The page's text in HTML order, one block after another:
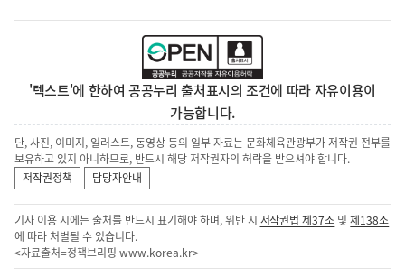
'텍스트'에 한하여 공공누리 출처표시의 조건에 따라 자유이용이
가능합니다.
단, 사진, 이미지, 일러스트, 동영상 등의 일부 자료는 문화체육관광부가 저작권 전부를
보유하고 있지 아니하므로, 반드시 해당 저작권자의 허락을 받으셔야 합니다.
저작권정책
담당자안내
기사 이용 시에는 출처를 반드시 표기해야 하며, 위반 시 저작권법 제37조 및제138조
에 따라 처벌될 수 있습니다.
<자료출처=정책브리핑 www.korea.kr>